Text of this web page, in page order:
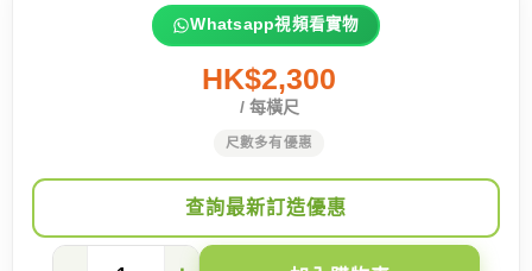
Whatsapp視頻看實物
HK$2,300
/ 每橫尺
尺數多有優惠
查詢最新訂造優惠